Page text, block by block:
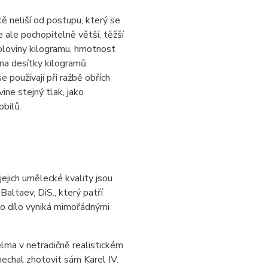
neliší od postupu, který se
ale pochopitelně větší, těžší
kilogramu, hmotnost
desítky kilogramů.
používají při ražbě obřích
stejný tlak, jako
umělecké kvality jsou
DiS., který patří
dílo vyniká mimořádnými
v netradičně realistickém
zhotovit sám Karel IV.